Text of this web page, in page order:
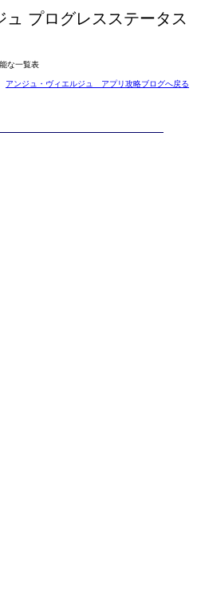
ュ プログレスステータス
な一覧表
アンジュ・ヴィエルジュ アプリ攻略ブログへ戻る